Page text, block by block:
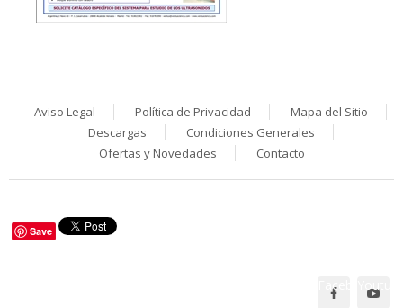
Aviso Legal Política de Privacidad
Mapa del Sitio
Descargas
Condiciones Generales
Ofertas y Novedades
Contacto
Save
Facebook